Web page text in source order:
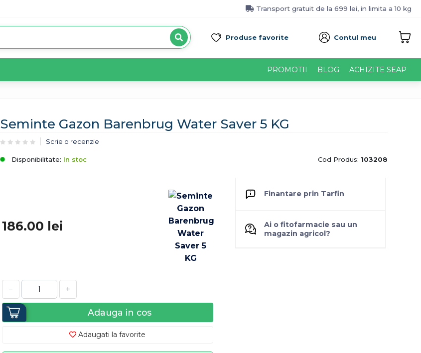
Transport gratuit de la 699 lei, in limita a 10 kg
Produse favorite Contul meu
PROMOTII BLOG ACHIZITE SEAP
Seminte Gazon Barenbrug Water Saver 5 KG
Scrie o recenzie
Disponibilitate: In stoc Cod Produs: 103208
186.00 lei
− +
Adauga in cos
Adaugati la favorite
Finantare prin Tarfin
Ai o fitofarmacie sau un
magazin agricol?